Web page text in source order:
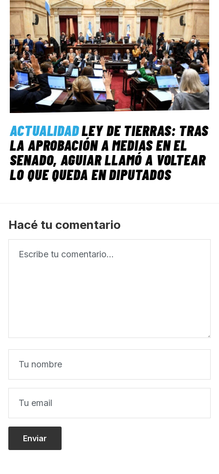
ACTUALIDADLEY DE TIERRAS: TRAS
LA APROBACIÓN A MEDIAS EN EL
SENADO, AGUIAR LLAMÓ A VOLTEAR
LO QUE QUEDA EN DIPUTADOS
Hacé tu comentario